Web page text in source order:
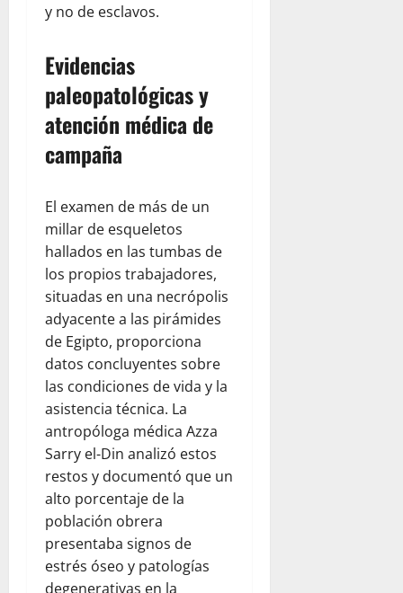
y no de esclavos.
Evidencias
paleopatológicas y
atención médica de
campaña
El examen de más de un
millar de esqueletos
hallados en las tumbas de
los propios trabajadores,
situadas en una necrópolis
adyacente a las pirámides
de Egipto, proporciona
datos concluyentes sobre
las condiciones de vida y la
asistencia técnica. La
antropóloga médica Azza
Sarry el-Din analizó estos
restos y documentó que un
alto porcentaje de la
población obrera
presentaba signos de
estrés óseo y patologías
degenerativas en la